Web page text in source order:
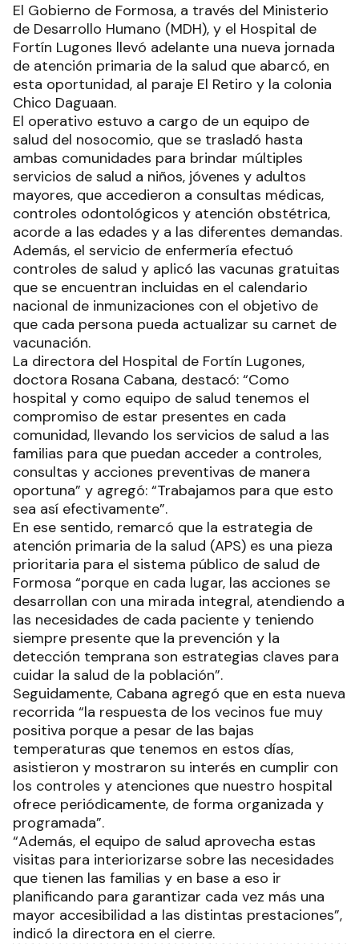
El Gobierno de Formosa, a través del Ministerio
de Desarrollo Humano (MDH), y el Hospital de
Fortín Lugones llevó adelante una nueva jornada
de atención primaria de la salud que abarcó, en
esta oportunidad, al paraje El Retiro y la colonia
Chico Daguaan.
El operativo estuvo a cargo de un equipo de
salud del nosocomio, que se trasladó hasta
ambas comunidades para brindar múltiples
servicios de salud a niños, jóvenes y adultos
mayores, que accedieron a consultas médicas,
controles odontológicos y atención obstétrica,
acorde a las edades y a las diferentes demandas.
Además, el servicio de enfermería efectuó
controles de salud y aplicó las vacunas gratuitas
que se encuentran incluidas en el calendario
nacional de inmunizaciones con el objetivo de
que cada persona pueda actualizar su carnet de
vacunación.
La directora del Hospital de Fortín Lugones,
doctora Rosana Cabana, destacó: “Como
hospital y como equipo de salud tenemos el
compromiso de estar presentes en cada
comunidad, llevando los servicios de salud a las
familias para que puedan acceder a controles,
consultas y acciones preventivas de manera
oportuna” y agregó: “Trabajamos para que esto
sea así efectivamente”.
En ese sentido, remarcó que la estrategia de
atención primaria de la salud (APS) es una pieza
prioritaria para el sistema público de salud de
Formosa “porque en cada lugar, las acciones se
desarrollan con una mirada integral, atendiendo a
las necesidades de cada paciente y teniendo
siempre presente que la prevención y la
detección temprana son estrategias claves para
cuidar la salud de la población”.
Seguidamente, Cabana agregó que en esta nueva
recorrida “la respuesta de los vecinos fue muy
positiva porque a pesar de las bajas
temperaturas que tenemos en estos días,
asistieron y mostraron su interés en cumplir con
los controles y atenciones que nuestro hospital
ofrece periódicamente, de forma organizada y
programada”.
“Además, el equipo de salud aprovecha estas
visitas para interiorizarse sobre las necesidades
que tienen las familias y en base a eso ir
planificando para garantizar cada vez más una
mayor accesibilidad a las distintas prestaciones”,
indicó la directora en el cierre.